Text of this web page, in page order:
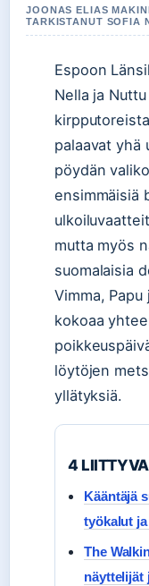
JOONAS ELIAS
TARKISTANUT SOFIA
Espoon
Nella ja
palaavat yhä
pöydän
ensimmäisiä
mutta myös
suomalaisia
Vimma,
kokoaa
löytöjen
yllätyksiä.
4
Kääntäjä
työkalut
The
näyttelijät